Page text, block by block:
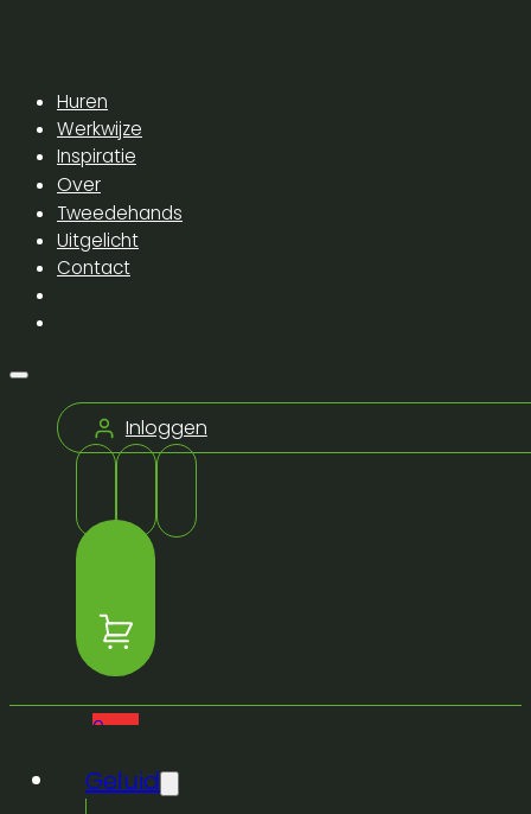
Huren
Werkwijze
Inspiratie
Over
Tweedehands
Uitgelicht
Contact
Inloggen
0
Geluid